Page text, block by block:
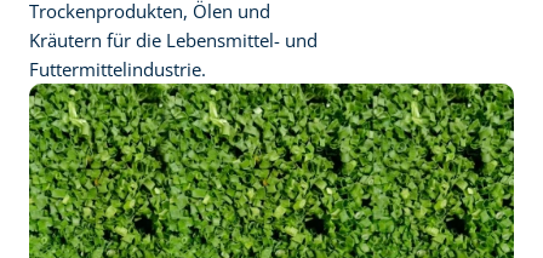
Trockenprodukten, Ölen und
Kräutern für die Lebensmittel- und
Futtermittelindustrie.